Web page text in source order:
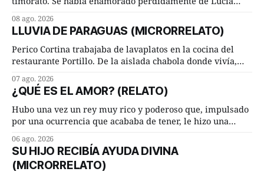
ambos les iba de maravilla. Pero mantenían absoluta
discrepancia en un deseo ineluctable por parte de ella.
Lucía Arriate quería que ellos
08 ago. 2026
LLUVIA DE PARAGUAS (MICRORRELATO)
Perico Cortina trabajaba de lavaplatos en la cocina del
restaurante Portillo. De la aislada chabola donde vivía,
cuarto de hora andando a buen paso. Cierta noche,
terminada su jornada laboral caminaba él hacía su mísera
morada cundo comenzó a llover
07 ago. 2026
¿QUÉ ES EL AMOR? (RELATO)
Hubo una vez un rey muy rico y poderoso que, impulsado
por una ocurrencia que acababa de tener, le hizo una
Dime, hombre sabio, ¿qué es el amor según tú? Su
consejero, que era muy prudente y astuto le respondió de
inmediato:
06 ago. 2026
SU HIJO RECIBÍA AYUDA DIVINA
(MICRORRELATO)